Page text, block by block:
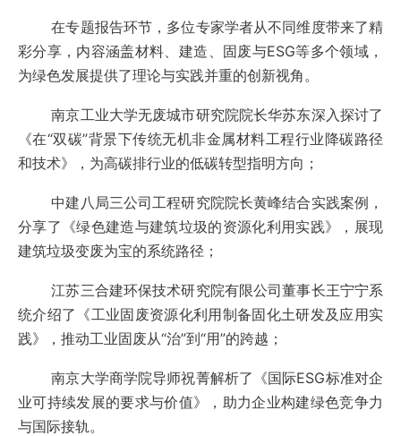
在专题报告环节，多位专家学者从不同维度带来了精
彩分享，内容涵盖材料、建造、固废与ESG等多个领域，
为绿色发展提供了理论与实践并重的创新视角。
南京工业大学无废城市研究院院长华苏东深入探讨了
《在“双碳”背景下传统无机非金属材料工程行业降碳路径
和技术》，为高碳排行业的低碳转型指明方向；
中建八局三公司工程研究院院长黄峰结合实践案例，
分享了《绿色建造与建筑垃圾的资源化利用实践》，展现
建筑垃圾变废为宝的系统路径；
江苏三合建环保技术研究院有限公司董事长王宁宁系
统介绍了《工业固废资源化利用制备固化土研发及应用实
践》，推动工业固废从“治”到“用”的跨越；
南京大学商学院导师祝菁解析了《国际ESG标准对企
业可持续发展的要求与价值》，助力企业构建绿色竞争力
与国际接轨。